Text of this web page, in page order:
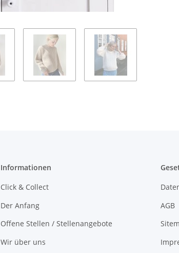
Informationen
Click & Collect
Der Anfang
Offene Stellen / Stellenangebote
Wir über uns
AGB